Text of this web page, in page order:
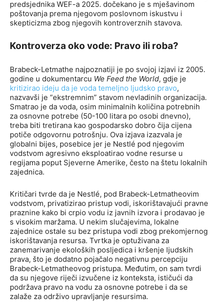
predsjednika WEF-a 2025. dočekano je s mješavinom
poštovanja prema njegovom poslovnom iskustvu i
skepticizma zbog njegovih kontroverznih stavova.
Kontroverza oko vode: Pravo ili roba?
Brabeck-Letmathe najpoznatiji je po svojoj izjavi iz 2005.
godine u dokumentarcu We Feed the World, gdje je
kritizirao ideju da je voda temeljno ljudsko pravo,
nazvavši je “ekstremnim” stavom nevladinih organizacija.
Smatrao je da voda, osim minimalnih količina potrebnih
za osnovne potrebe (50-100 litara po osobi dnevno),
treba biti tretirana kao gospodarsko dobro čija cijena
potiče odgovornu potrošnju. Ova izjava izazvala je
globalni bijes, posebice jer je Nestlé pod njegovim
vodstvom agresivno eksploatirao vodne resurse u
regijama poput Sjeverne Amerike, često na štetu lokalnih
zajednica.
Kritičari tvrde da je Nestlé, pod Brabeck-Letmatheovim
vodstvom, privatizirao pristup vodi, iskorištavajući pravne
praznine kako bi crpio vodu iz javnih izvora i prodavao je
s visokim maržama. U nekim slučajevima, lokalne
zajednice ostale su bez pristupa vodi zbog prekomjernog
iskorištavanja resursa. Tvrtka je optuživana za
zanemarivanje ekoloških posljedica i kršenje ljudskih
prava, što je dodatno pojačalo negativnu percepciju
Brabeck-Letmatheovog pristupa. Međutim, on sam tvrdi
da su njegove riječi izvučene iz konteksta, ističući da
podržava pravo na vodu za osnovne potrebe i da se
zalaže za održivo upravljanje resursima.